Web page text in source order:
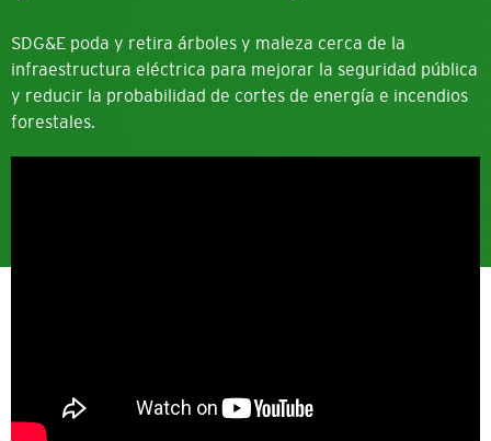
SDG&E poda y retira árboles y maleza cerca de la
infraestructura eléctrica para mejorar la seguridad pública
y reducir la probabilidad de cortes de energía e incendios
forestales.